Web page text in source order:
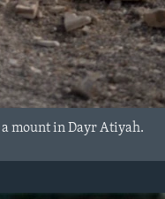
mount in Dayr Atiyah.